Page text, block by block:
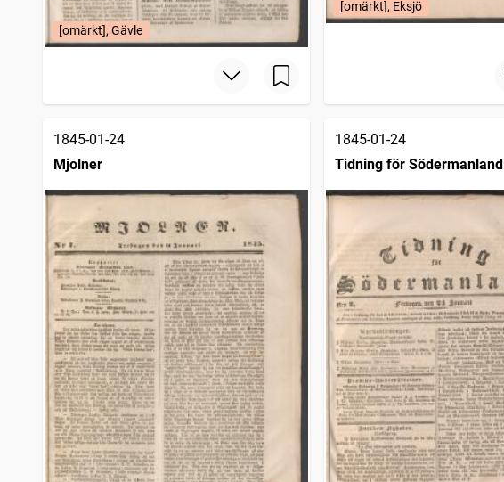
[omärkt], Gävle
[omärkt], Eksjö
1845-01-24
Mjolner
1845-01-24
Tidning för Södermanland